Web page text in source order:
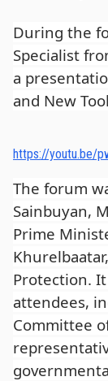
During the
Specialist
a
and New
https://youtu.be/
The forum
Sainbuyan,
Prime
Protection.
attendees,
Committee